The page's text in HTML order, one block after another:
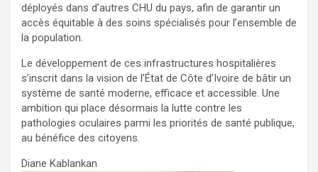
déployés dans d’autres CHU du pays, afin de garantir un
accès équitable à des soins spécialisés pour l’ensemble de
la population.
Le développement de ces infrastructures hospitalières
s’inscrit dans la vision de l’État de Côte d’Ivoire de bâtir un
système de santé moderne, efficace et accessible. Une
ambition qui place désormais la lutte contre les
pathologies oculaires parmi les priorités de santé publique,
au bénéfice des citoyens.
Diane Kablankan